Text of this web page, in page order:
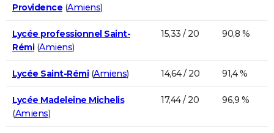
Providence (Amiens)
Lycée professionnel Saint-
Rémi(Amiens)
15,33 / 20 90,8 %
Lycée Saint-Rémi(Amiens) 14,64 / 20 91,4 %
Lycée Madeleine Michelis
(Amiens)
17,44 / 20 96,9 %